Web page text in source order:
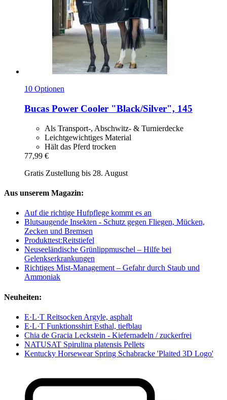
10 Optionen
Bucas Power Cooler "Black/Silver", 145
Als Transport-, Abschwitz- & Turnierdecke
Leichtgewichtiges Material
Hält das Pferd trocken
77,99 €
Gratis Zustellung bis 28. August
Aus unserem Magazin:
Auf die richtige Hufpflege kommt es an
Blutsaugende Insekten - Schutz gegen Fliegen, Mücken,
Zecken und Bremsen
Produkttest:Reitstiefel
Neuseeländische Grünlippmuschel – Hilfe bei
Gelenkserkrankungen
Richtiges Mist-Management – Gefahr durch Staub und
Ammoniak
Neuheiten:
E·L·T Reitsocken Argyle, asphalt
E·L·T Funktionsshirt Esthal, tiefblau
Chia de Gracia Leckstein - Kiefernadeln / zuckerfrei
NATUSAT Spirulina platensis Pellets
Kentucky Horsewear Spring Schabracke 'Plaited 3D Logo'